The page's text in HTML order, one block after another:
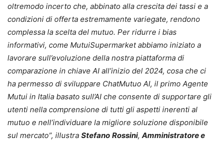
oltremodo incerto che, abbinato alla crescita dei tassi e a
condizioni di offerta estremamente variegate, rendono
complessa la scelta del mutuo. Per ridurre i bias
informativi, come MutuiSupermarket abbiamo iniziato a
lavorare sull’evoluzione della nostra piattaforma di
comparazione in chiave AI all’inizio del 2024, cosa che ci
ha permesso di sviluppare ChatMutuo AI, il primo Agente
Mutui in Italia basato sull’AI che consente di supportare gli
utenti nella comprensione di tutti gli aspetti inerenti al
mutuo e nell’individuare la migliore soluzione disponibile
sul mercato”, illustra Stefano Rossini, Amministratore e